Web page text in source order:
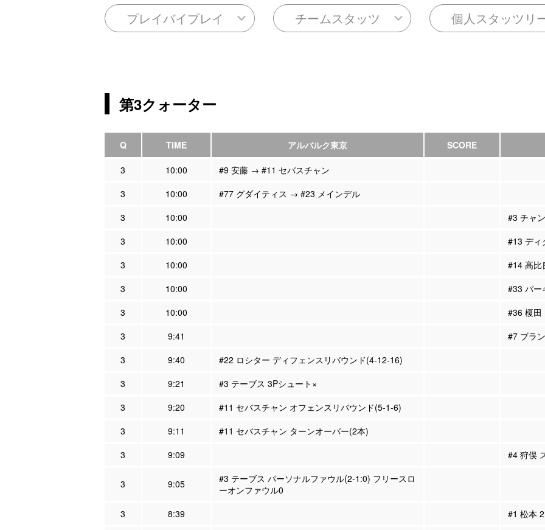
プレイバイプレイ チームスタッツ 個人スタッツリ
第3クォーター
Q TIME アルバルク東京 SCORE
3 10:00
#9 安藤 → #11 セバスチャン
3
10:00
#77 グダイティス → #23 メインデル
3
10:00
#3 チャ
3
10:00
#13 デ
3
10:00
#14 高
3
10:00
#33 パ
3
10:00
#36 榎
3
9:41
#7 ブラ
3
9:40
#22 ロシター ディフェンスリバウンド(4-12-16)
3
9:21
#3 テーブス 3Pシュート×
3
9:20
#11 セバスチャン オフェンスリバウンド(5-1-6)
3
9:11
#11 セバスチャン ターンオーバー(2本)
3
9:09 #4 狩俣
3 9:05
#3 テーブス パーソナルファウル(2-1:0) フリースロ
ーオンファウル0
3
8:39
#1 松本